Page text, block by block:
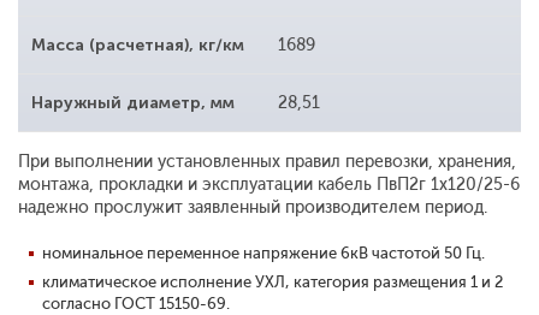
Масса (расчетная), кг/км 1689
Наружный диаметр, мм 28,51
При выполнении установленных правил перевозки, хранения,
монтажа, прокладки и эксплуатации кабель ПвП2г 1x120/25-6
надежно прослужит заявленный производителем период.
номинальное переменное напряжение 6кВ частотой 50 Гц.
климатическое исполнение УХЛ, категория размещения 1 и 2
согласно ГОСТ 15150-69.